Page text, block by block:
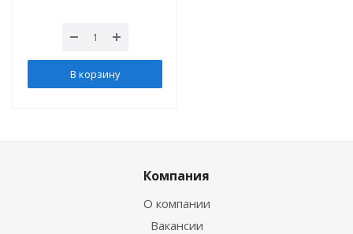
В корзину
Компания
О компании
Вакансии